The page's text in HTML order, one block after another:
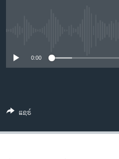
ເອເຊຍ
ຊຸມຊົນຊາວລາວ
ວິທະຍາສາດ-ເທັກໂນໂລຈີ
0:00
ແຊຣ໌